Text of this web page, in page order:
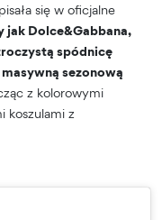
się w oficjalne
jak Dolce&Gabbana,
spódnicę
sezonową
z kolorowymi
koszulami z